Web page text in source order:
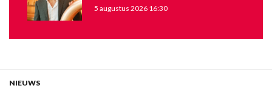
5 augustus 2026 16:30
NIEUWS